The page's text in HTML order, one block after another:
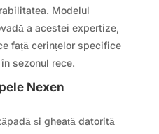
Modelul
a acestei expertize,
față cerințelor specifice
sezonul rece.
Nexen
și gheață datorită